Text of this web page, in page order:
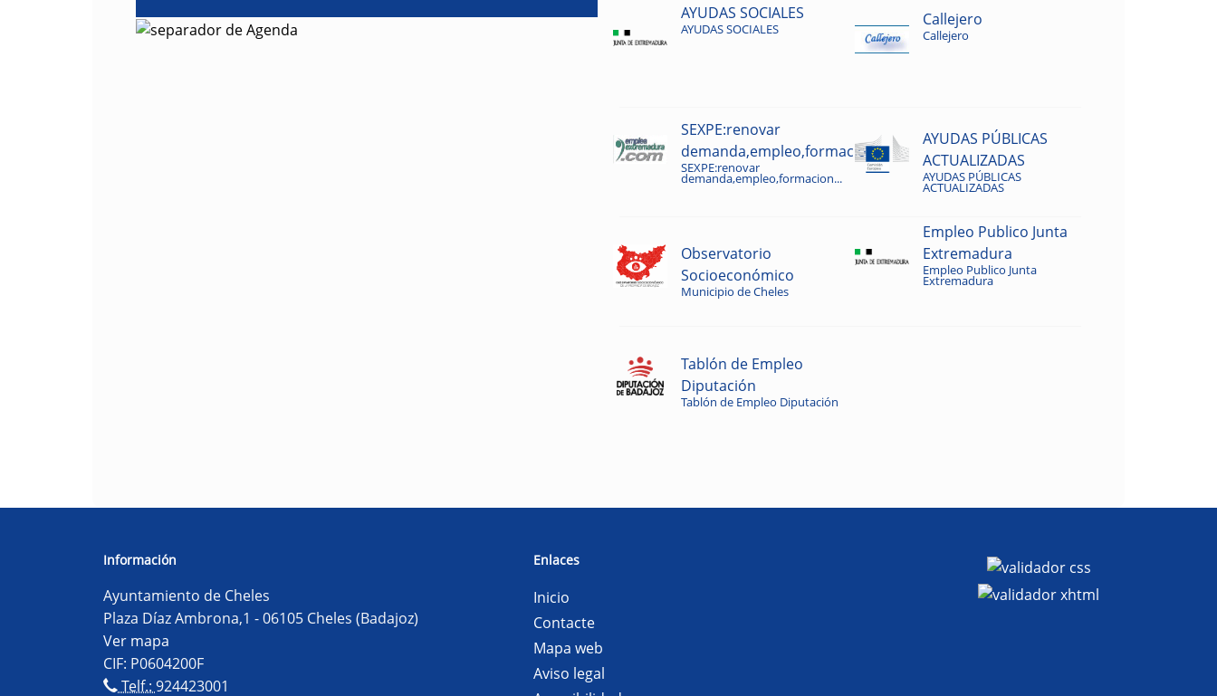
AYUDAS SOCIALES
AYUDAS SOCIALES
Callejero
Callejero
SEXPE:renovar
demanda,empleo,formacion...
SEXPE:renovar
demanda,empleo,formacion...
AYUDAS PÚBLICAS
ACTUALIZADAS
AYUDAS PÚBLICAS
ACTUALIZADAS
Observatorio
Socioeconómico
Municipio de Cheles
Empleo Publico Junta
Extremadura
Empleo Publico Junta
Extremadura
Tablón de Empleo
Diputación
Tablón de Empleo Diputación
Información
Ayuntamiento de Cheles
Plaza Díaz Ambrona,1 - 06105 Cheles (Badajoz)
Ver mapa
CIF: P0604200F
Telf.:924423001
Enlaces
Inicio
Contacte
Mapa web
Aviso legal